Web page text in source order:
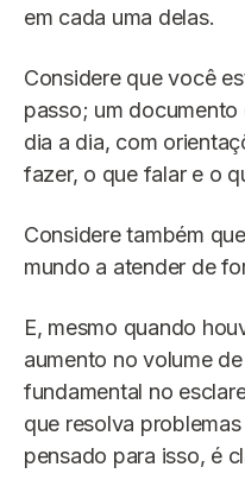
em cada uma delas.
Considere que você
passo; um documento
dia a dia, com
fazer, o que falar e o
Considere também
mundo a atender de
E, mesmo quando
aumento no volume
fundamental no
que resolva
pensado para isso, é